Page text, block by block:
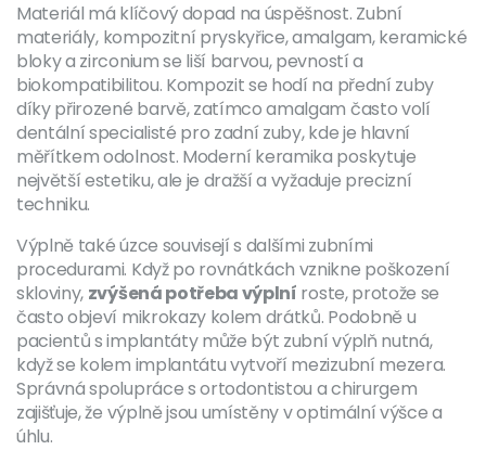
Materiál má klíčový dopad na úspěšnost. Zubní
materiály, kompozitní pryskyřice, amalgam, keramické
bloky a zirconiumse liší barvou, pevností a
biokompatibilitou. Kompozit se hodí na přední zuby
díky přirozené barvě, zatímco amalgam často volí
dentální specialisté pro zadní zuby, kde je hlavní
měřítkem odolnost. Moderní keramika poskytuje
největší estetiku, ale je dražší a vyžaduje precizní
techniku.
Výplně také úzce souvisejí s dalšími zubními
procedurami. Když po rovnátkách vznikne poškození
skloviny, zvýšená potřeba výplní roste, protože se
často objeví mikrokazy kolem drátků. Podobně u
pacientů s implantáty může být zubní výplň nutná,
když se kolem implantátu vytvoří mezizubní mezera.
Správná spolupráce s ortodontistou a chirurgem
zajišťuje, že výplně jsou umístěny v optimální výšce a
úhlu.